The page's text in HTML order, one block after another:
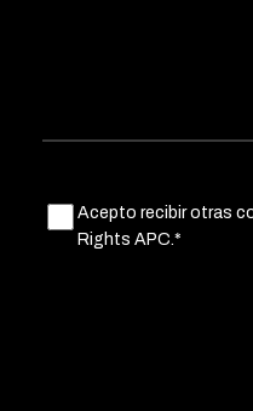
Untitled(Obligatorio)
Acepto recibir otras
Rights APC.*